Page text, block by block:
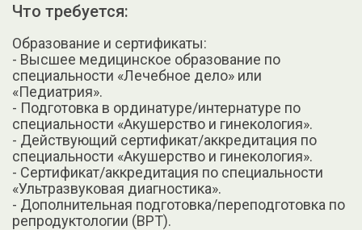
Что требуется:
Образование и сертификаты:
- Высшее медицинское образование по
специальности «Лечебное дело» или
«Педиатрия».
- Подготовка в ординатуре/интернатуре по
специальности «Акушерство и гинекология».
- Действующий сертификат/аккредитация по
специальности «Акушерство и гинекология».
- Сертификат/аккредитация по специальности
«Ультразвуковая диагностика».
- Дополнительная подготовка/переподготовка по
репродуктологии (ВРТ).